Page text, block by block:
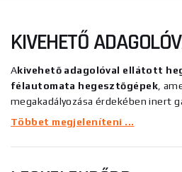
KIVEHETŐ
Akivehető adagolóval ellátott
félautomata hegesztőgépek ,
megakadályozása érdekében inert
területre
Ezek a félautomata
sebességgel adagolja a huzalt az
Többet megjeleníteni ...